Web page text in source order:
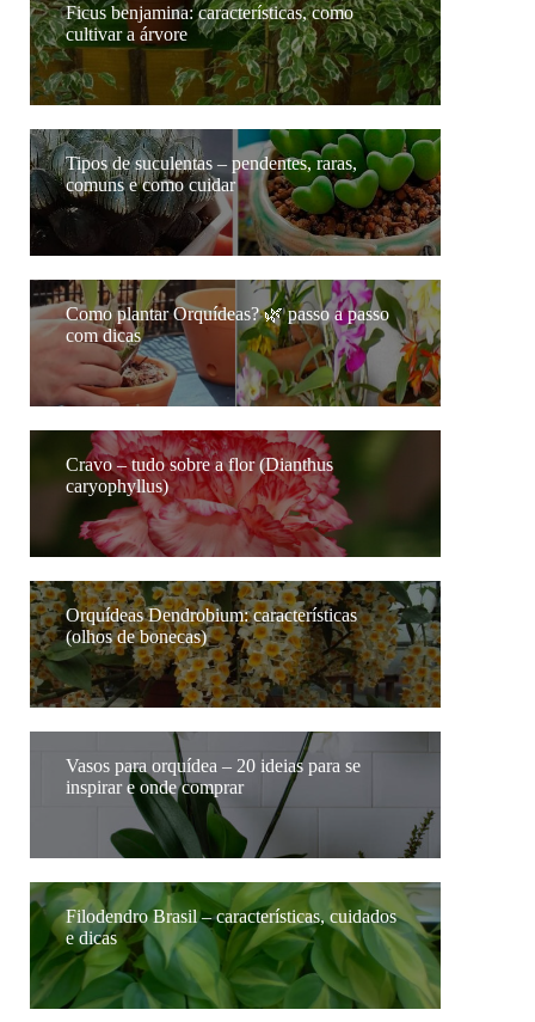
Ficus benjamina: características, como
cultivar a árvore
Tipos de suculentas – pendentes, raras,
comuns e como cuidar
Como plantar Orquídeas? 🌿 passo a passo
com dicas
Cravo – tudo sobre a flor (Dianthus
caryophyllus)
Orquídeas Dendrobium: características
(olhos de bonecas)
Vasos para orquídea – 20 ideias para se
inspirar e onde comprar
Filodendro Brasil – características, cuidados
e dicas